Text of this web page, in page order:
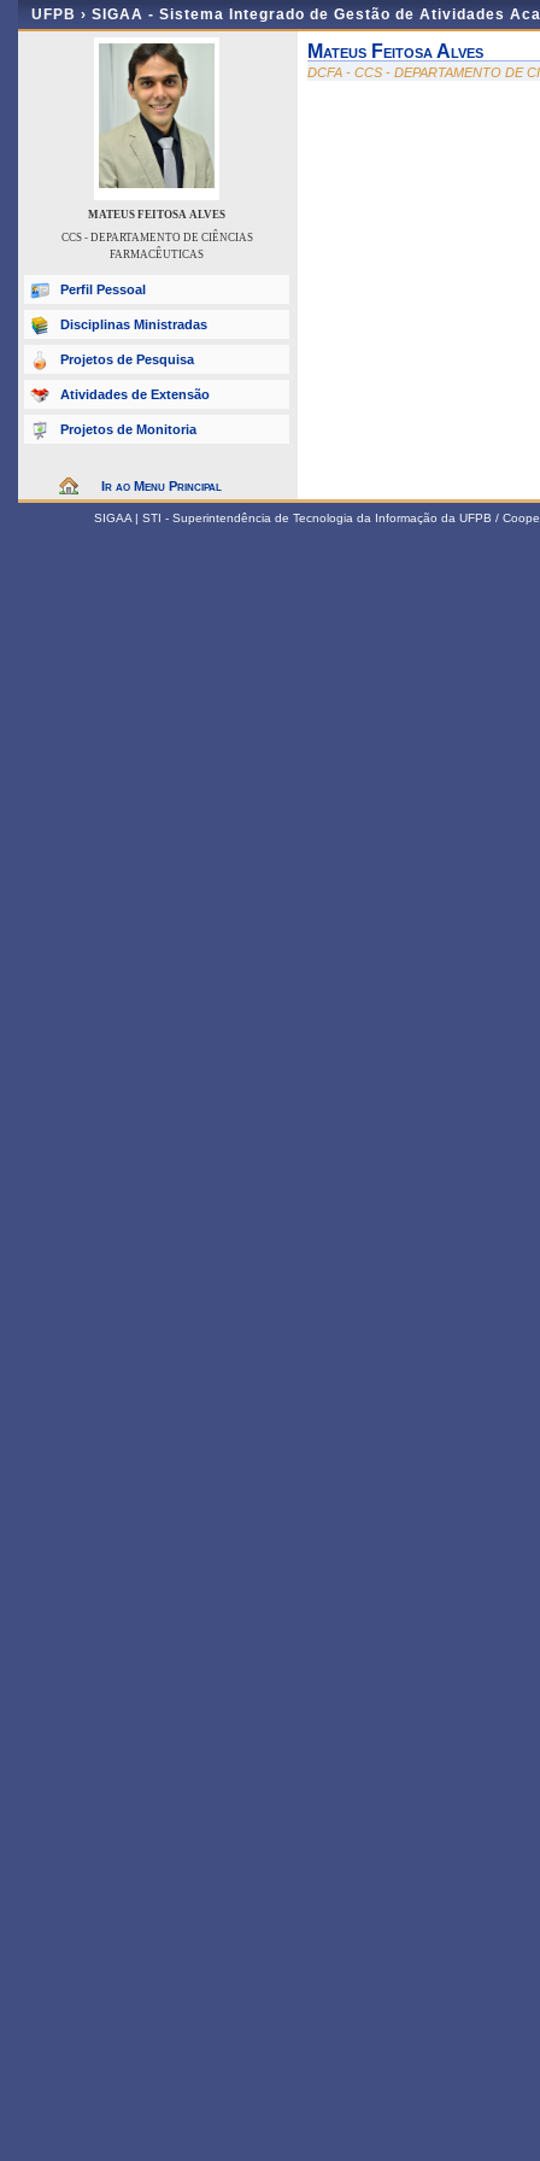
UFPB › SIGAA - Sistema Integrado de Gestão de Atividades
MATEUS FEITOSA ALVES
CCS - DEPARTAMENTO DE CIÊNCIAS
FARMACÊUTICAS
Perfil Pessoal
Disciplinas Ministradas
Projetos de Pesquisa
Atividades de Extensão
Projetos de Monitoria
Ir ao Menu Principal
Mateus Feitosa Alves
DCFA - CCS - DEPARTAMENTO DE
SIGAA | STI - Superintendência de Tecnologia da Informação da UFPB /